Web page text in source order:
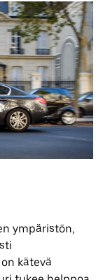
ympäristön,
kätevä